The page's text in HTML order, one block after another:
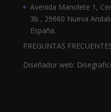
Avenida Manolete 1,
3b , 29660 Nueva
España.
PREGUNTAS
Diseñador web: